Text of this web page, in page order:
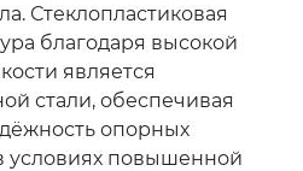
Стеклопластиковая
благодаря высокой
является
стали, обеспечивая
опорных
условиях повышенной